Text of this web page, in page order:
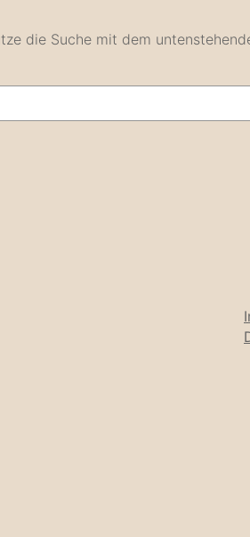
die Suche mit dem